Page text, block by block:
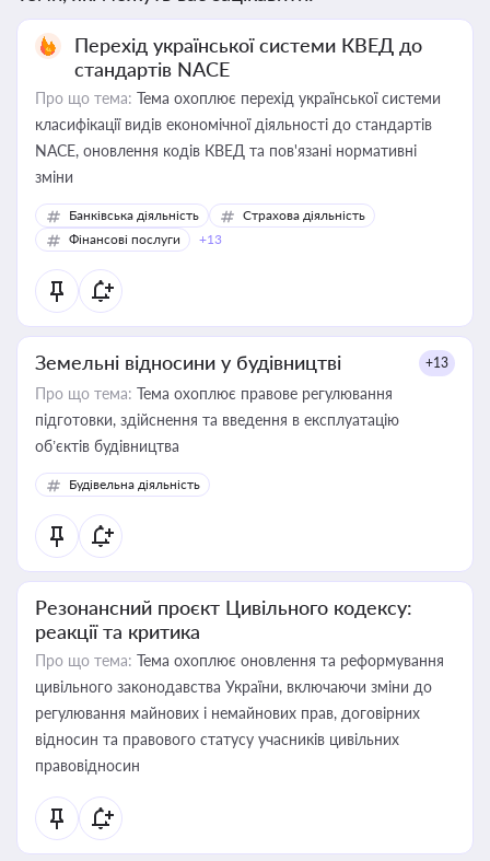
Перехід української системи КВЕД до
стандартів NACE
Про що тема: Тема охоплює перехід української системи
класифікації видів економічної діяльності до стандартів
NACE, оновлення кодів КВЕД та пов'язані нормативні
зміни
Банківська діяльність
Страхова діяльність
Фінансові послуги
+13
Земельні відносини у будівництві +13
Про що тема: Тема охоплює правове регулювання
підготовки, здійснення та введення в експлуатацію
об’єктів будівництва
Будівельна діяльність
Резонансний проєкт Цивільного кодексу:
реакції та критика
Про що тема: Тема охоплює оновлення та реформування
цивільного законодавства України, включаючи зміни до
регулювання майнових і немайнових прав, договірних
відносин та правового статусу учасників цивільних
правовідносин